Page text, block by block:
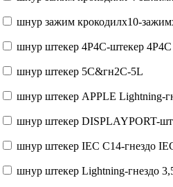
шнур зажим крокодилx10-
шнур штекер 4P4C-штекер 4P4C
шнур штекер 5C&гн2C-5L
шнур штекер APPLE Lightning-
шнур штекер DISPLAYPORT-
шнур штекер IEC C14-гнездо
шнур штекер Lightning-гнездо